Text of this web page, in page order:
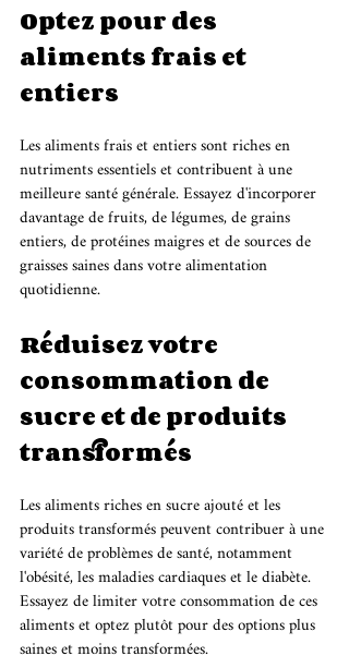
Optez pour des
aliments frais et
entiers
Les aliments frais et entiers sont riches en
nutriments essentiels et contribuent à une
meilleure santé générale. Essayez d'incorporer
davantage de fruits, de légumes, de grains
entiers, de protéines maigres et de sources de
graisses saines dans votre alimentation
quotidienne.
Réduisez votre
consommation de
sucre et de produits
transformés
Les aliments riches en sucre ajouté et les
produits transformés peuvent contribuer à une
variété de problèmes de santé, notamment
l'obésité, les maladies cardiaques et le diabète.
Essayez de limiter votre consommation de ces
aliments et optez plutôt pour des options plus
saines et moins transformées.